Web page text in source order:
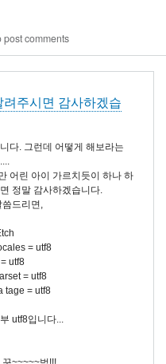
post comments
려주시면 감사하겠습
다. 그런데 어떻게 해보라는
어린 아이 가르치듯이 하나 하
정말 감사하겠습니다.
드리면,
= utf8
utf8
= utf8
tage = utf8
utf8입니다...